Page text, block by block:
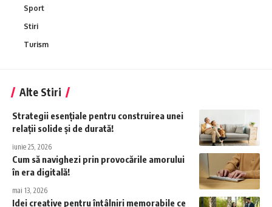
Sport
Stiri
Turism
Alte Stiri
Strategii esențiale pentru construirea unei
relații solide și de durată!
iunie 25, 2026
Cum să navighezi prin provocările amorului
în era digitală!
mai 13, 2026
Idei creative pentru întâlniri memorabile ce